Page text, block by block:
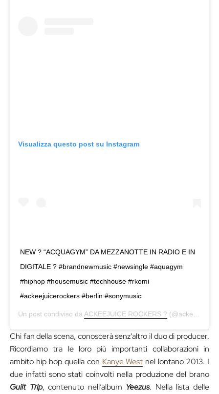
Visualizza questo post su Instagram
NEW ? “ACQUAGYM” DA MEZZANOTTE IN RADIO E IN
DIGITALE ? #brandnewmusic #newsingle #aquagym
#hiphop #housemusic #techhouse #rkomi
#ackeejuicerockers #berlin #sonymusic
Un post condiviso daACKEEJUICE ROCKERS ? (@ackeejuicerockers) in data:
Chi fan della scena, conoscerà senz’altro il duo di producer.
Ricordiamo tra le loro più importanti collaborazioni in
ambito hip hop quella con Kanye West nel lontano 2013. I
due infatti sono stati coinvolti nella produzione del brano
Guilt Trip, contenuto nell’album Yeezus. Nella lista delle